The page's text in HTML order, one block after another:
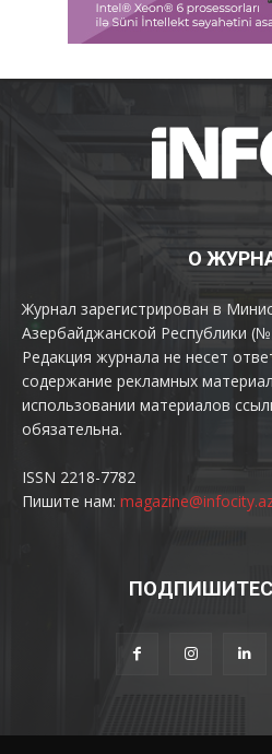
О
Журнал зарегистрирован в
Азербайджанской Республики
Редакция журнала не несет
содержание рекламных
использовании материалов
обязательна.
ISSN 2218-7782
Пишите нам: